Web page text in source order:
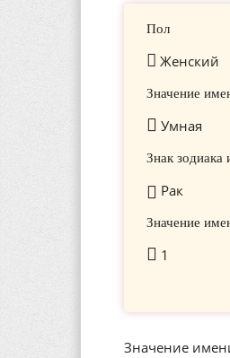
Пол
Женский
Значение
Умная
Знак зодиака
Рак
Значение
1
Значение